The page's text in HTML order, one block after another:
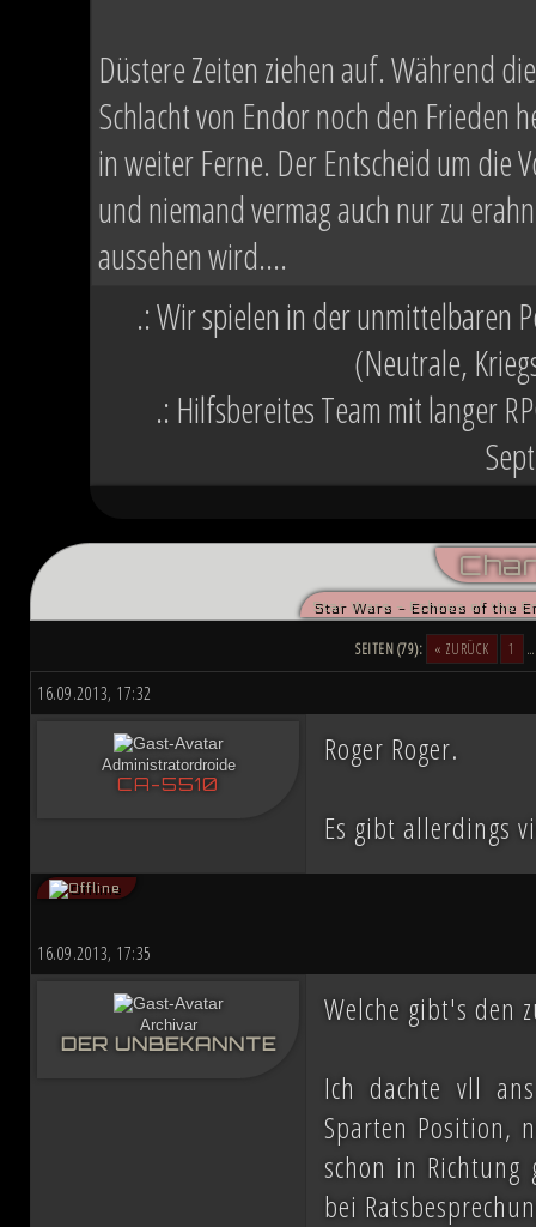
Düstere Zeiten ziehen auf. Während
Schlacht von Endor noch den Frieden
in weiter Ferne. Der Entscheid um die
und niemand vermag auch nur zu
aussehen wird....
.: Wir spielen in der unmittelbaren
(Neutrale,
.: Hilfsbereites Team mit langer
Star Wars - Echoes of the
SEITEN (79): « ZURÜCK 1
16.09.2013, 17:32
Administratordroide
CA-5510
Roger Roger.
Es gibt allerdings
16.09.2013, 17:35
Archivar
DER UNBEKANNTE
Welche gibt's den
Ich dachte vll
Sparten Position,
schon in Richtung
bei